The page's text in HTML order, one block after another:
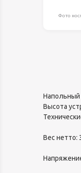
Фото
Напольный
Высота
Вес нетто: